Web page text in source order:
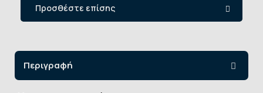
Προσθέστε επίσης
Περιγραφή